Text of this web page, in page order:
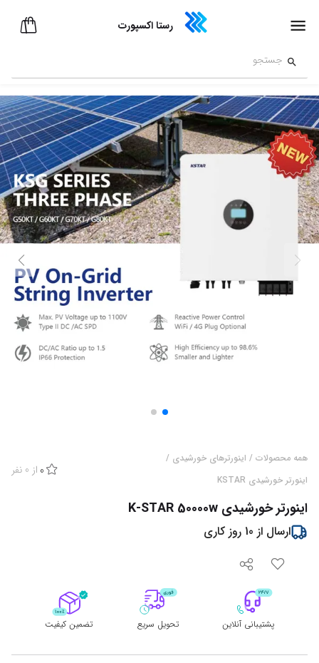
رستا اکسپورت
همه محصولات / اینورترهای خورشیدی /
اینورتر خورشیدی KSTAR
0 از 0 نفر
اینورتر خورشیدی K-STAR 50000w
ارسال از 10 روز کاری
پشتیبانی آنلاین تحویل سریع تضمین کیفیت